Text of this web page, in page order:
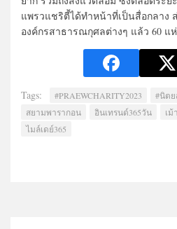
แพรวแชริตี้ได้ทำหน้าที่เป็นสื่อกลาง
องค์กรสาธารณกุศลต่างๆ แล้ว 60 แ
Tags: #PRAEWCHARITY2023 #นิตย
สยามพารากอน
อินเทรนด์365วัน
เ
ไมล์เดย์365